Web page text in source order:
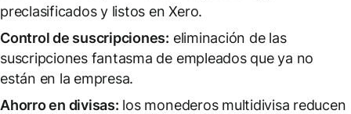
preclasificados y listos en Xero.
Control de suscripciones: eliminación de las
suscripciones fantasma de empleados que ya no
están en la empresa.
Ahorro en divisas: los monederos multidivisa reducen